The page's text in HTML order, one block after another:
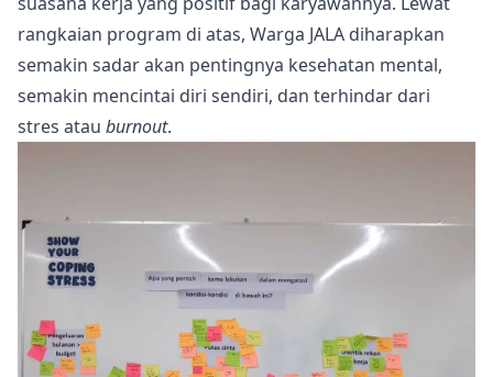
rangkaian program di atas, Warga JALA diharapkan
semakin sadar akan pentingnya kesehatan mental,
semakin mencintai diri sendiri, dan terhindar dari
stres atau burnout.